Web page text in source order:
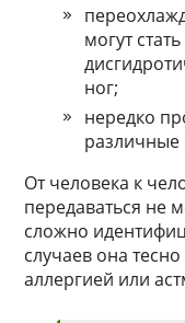
могут
ног;
нередко
От человека к
передаваться не
сложно
случаев она
аллергией или